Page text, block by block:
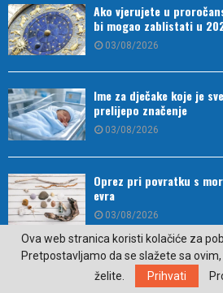
Ako vjerujete u
bi mogao zablistati u
03/08/2026
Ime za dječake koje je
prelijepo značenje
03/08/2026
Oprez pri povratku s
evra
03/08/2026
Dres Tijane Bošković na
“Vedar osmijeh“ iz Bileće
Ova web stranica koristi kolačiće za
Pretpostavljamo da se slažete sa
želite.
Prihvati